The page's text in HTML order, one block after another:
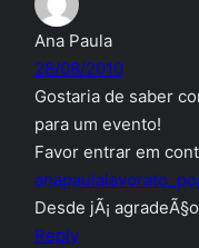
Ana Paula
28/08/2010
Gostaria de saber
para um evento!
Favor entrar em
Desde jÃ¡
Reply